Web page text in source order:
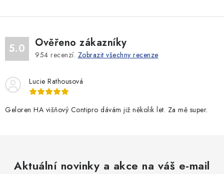
5.0 Ověřeno zákazníky
954 recenzí. Zobrazit všechny recenze
Lucie Rathousová
Geloren HA višňový Contipro dávám již několik let. Za mě super.
Aktuální novinky a akce na váš e-mail